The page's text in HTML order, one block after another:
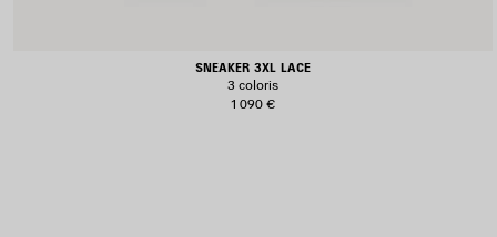
SNEAKER 3XL LACE
3 coloris
1 090 €